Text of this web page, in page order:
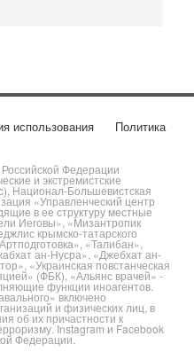
использования
Политика
Федерации
и экстремистские
Национал-Большевистская
«Управленческий центр
в ее структуру местные
Иеговы», «Мизантропик
крымско-татарского
«Талибан»,
ан-Нусра», «Джебхат ан-
«Украинская повстанческая
(ФБК), «Альянс врачей» -
функции иноагентов.
включено
и физических лиц, в
об их причастности к
Instagram и Facebook
Федерации.